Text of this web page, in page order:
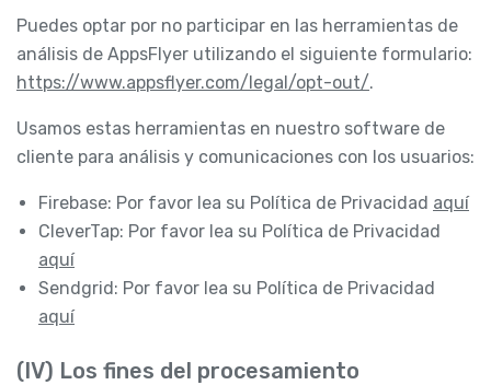
Puedes optar por no participar en las herramientas de
análisis de AppsFlyer utilizando el siguiente formulario:
https://www.appsflyer.com/legal/opt-out/.
Usamos estas herramientas en nuestro software de
cliente para análisis y comunicaciones con los usuarios:
Firebase: Por favor lea su Política de Privacidad aquí
CleverTap: Por favor lea su Política de Privacidad
aquí
Sendgrid: Por favor lea su Política de Privacidad
aquí
(IV) Los fines del procesamiento